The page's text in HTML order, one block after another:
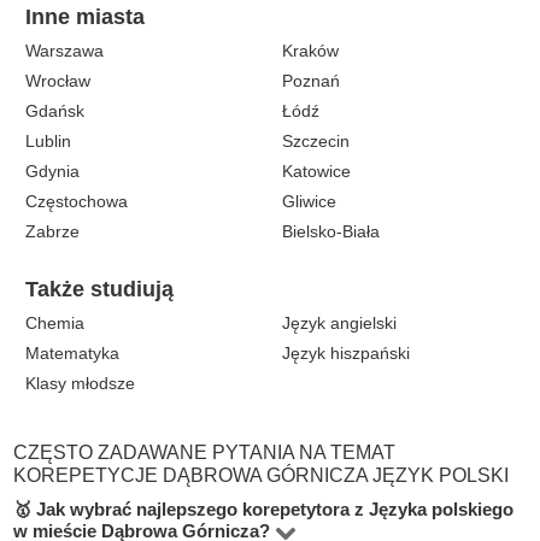
Inne miasta
Warszawa
Kraków
Wrocław
Poznań
Gdańsk
Łódź
Lublin
Szczecin
Gdynia
Katowice
Częstochowa
Gliwice
Zabrze
Bielsko-Biała
Także studiują
Chemia
Język angielski
Matematyka
Język hiszpański
Klasy młodsze
CZĘSTO ZADAWANE PYTANIA NA TEMAT
KOREPETYCJE DĄBROWA GÓRNICZA JĘZYK POLSKI
🥇 Jak wybrać najlepszego korepetytora z Języka polskiego
w mieście Dąbrowa Górnicza?